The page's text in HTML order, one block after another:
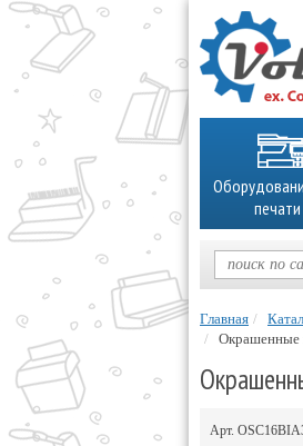
печати
Главная
Окрашенные
Арт.